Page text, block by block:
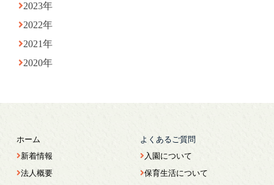
2023年
2022年
2021年
2020年
ホーム
新着情報
法人概要
よくあるご質問
入園について
保育生活について